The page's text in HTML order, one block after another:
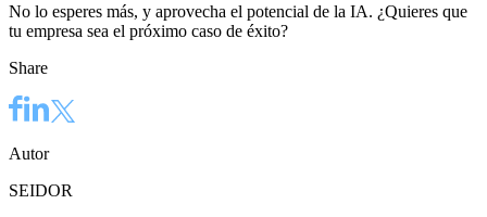
No lo esperes más, y aprovecha el potencial de la IA. ¿Quieres que
tu empresa sea el próximo caso de éxito?
Share
Autor
SEIDOR